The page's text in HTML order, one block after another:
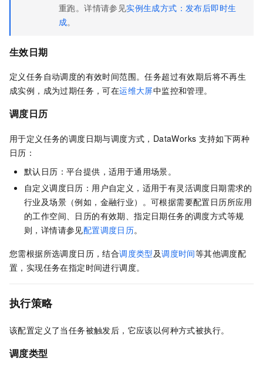
重跑。详情请参见实例生成方式：发布后即时生
成。
生效日期
定义任务自动调度的有效时间范围。任务超过有效期后将不再生
成实例，成为过期任务，可在运维大屏中监控和管理。
调度日历
用于定义任务的调度日期与调度方式，DataWorks 支持如下两种
日历：
默认日历：平台提供，适用于通用场景。
自定义调度日历：用户自定义，适用于有灵活调度日期需求的
行业及场景（例如，金融行业）。可根据需要配置日历所应用
的工作空间、日历的有效期、指定日期任务的调度方式等规
则，详情请参见配置调度日历。
您需根据所选调度日历，结合调度类型及调度时间等其他调度配
置，实现任务在指定时间进行调度。
执行策略
该配置定义了当任务被触发后，它应该以何种方式被执行。
调度类型